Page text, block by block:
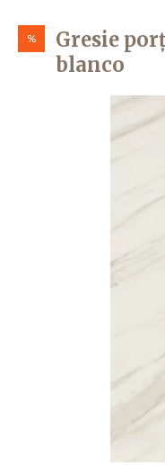
%
Gresie
blanco